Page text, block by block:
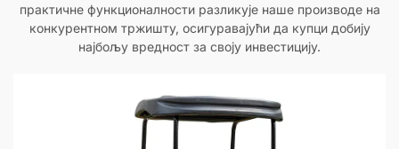
практичне функционалности разликује наше производе на
конкурентном тржишту, осигуравајући да купци добију
најбољу вредност за своју инвестицију.